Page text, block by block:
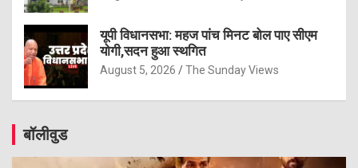
यूपी विधानसभा: महज पांच मिनट बोल पाए सीएम
योगी,सदन हुआ स्थगित
August 5, 2026 The Sunday Views
बॉलीवुड